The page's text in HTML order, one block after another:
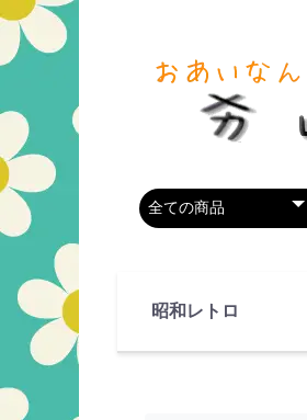
商品カテゴリを選択
昭和レトロ